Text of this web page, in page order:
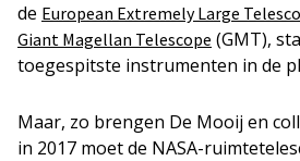
de European Extremely Large
Giant Magellan Telescope (GMT),
toegespitste instrumenten in de
Maar, zo brengen De Mooij en
in 2017 moet de NASA-